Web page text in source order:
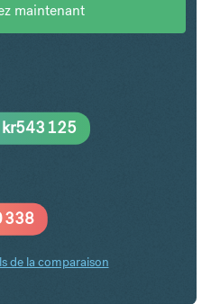
maintenant
338
kr543 125
de la comparaison